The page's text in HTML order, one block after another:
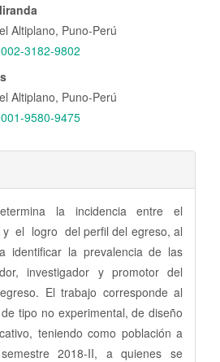
Altiplano, Puno-Perú
3182-9802
Altiplano, Puno-Perú
9580-9475
la incidencia entre el
y el logro del perfil del egreso, al
identificar la prevalencia de las
investigador y promotor del
El trabajo corresponde al
tipo no experimental, de diseño
teniendo como población a
2018-II, a quienes se